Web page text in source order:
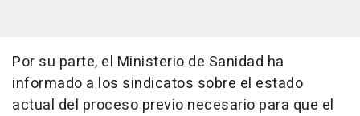
Por su parte, el Ministerio de Sanidad ha
informado a los sindicatos sobre el estado
actual del proceso previo necesario para que el